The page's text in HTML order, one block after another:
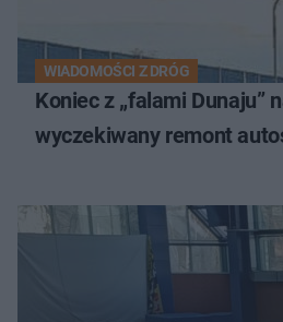
WIADOMOŚCI Z DRÓG
Koniec z „falami Dunaju”
wyczekiwany remont